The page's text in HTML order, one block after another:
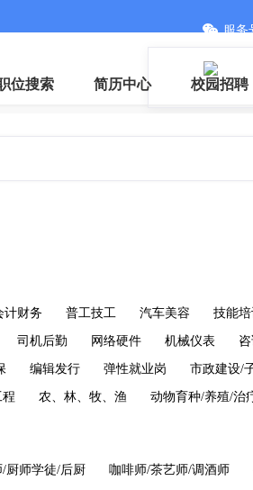
微信
服务
位搜索 简历中心 校园招聘
计财务 普工技工 汽车美容 技能培
司机后勤 网络硬件 机械仪表
编辑发行 弹性就业岗 市政建设/
农、林、牧、渔 动物育种/养殖/治
/厨师学徒/后厨 咖啡师/茶艺师/调酒师